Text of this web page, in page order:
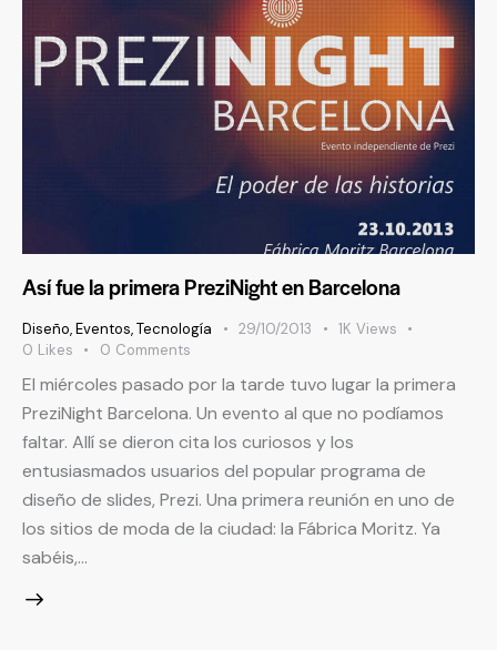
Así fue la primera PreziNight en Barcelona
Diseño,Eventos,Tecnología 29/10/2013 1K Views
0 Likes 0 Comments
El miércoles pasado por la tarde tuvo lugar la primera
PreziNight Barcelona. Un evento al que no podíamos
faltar. Allí se dieron cita los curiosos y los
entusiasmados usuarios del popular programa de
diseño de slides, Prezi. Una primera reunión en uno de
los sitios de moda de la ciudad: la Fábrica Moritz. Ya
sabéis,…